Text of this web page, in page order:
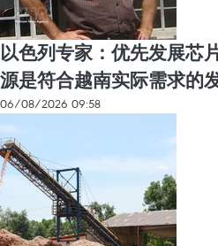
以色列专家：优先发展芯
源是符合越南实际需求的
06/08/2026 09:58